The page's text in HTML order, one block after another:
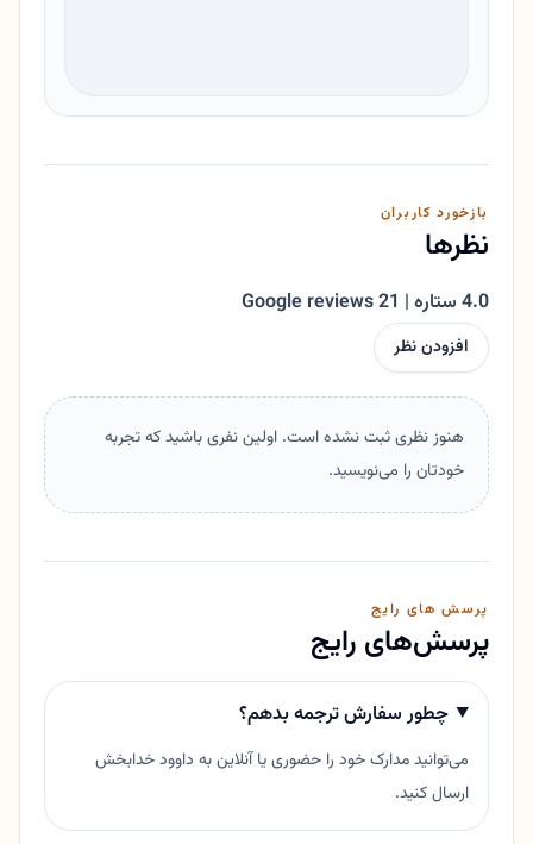
بازخورد کاربران
نظرها
4.0 ستاره | 21 Google reviews
افزودن نظر
هنوز نظری ثبت نشده است. اولین نفری باشید که تجربه
خودتان را می‌نویسید.
پرسش های رایج
پرسش‌های رایج
چطور سفارش ترجمه بدهم؟
می‌توانید مدارک خود را حضوری یا آنلاین به داوود خدابخش
ارسال کنید.